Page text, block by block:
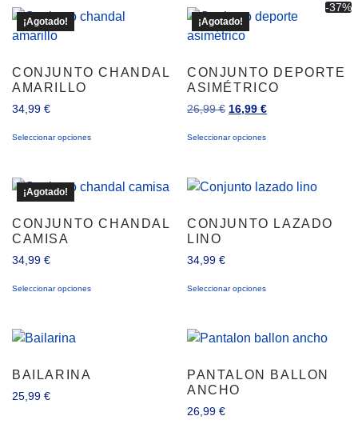
¡Agotado!
CONJUNTO CHANDAL
AMARILLO
34,99 €
Seleccionar opciones
¡Agotado!
-37%
CONJUNTO DEPORTE
ASIMÉTRICO
26,99€ 16,99 €
Seleccionar opciones
¡Agotado!
CONJUNTO CHANDAL
CAMISA
34,99 €
Seleccionar opciones
CONJUNTO LAZADO
LINO
34,99 €
Seleccionar opciones
BAILARINA
25,99 €
PANTALON BALLON
ANCHO
26,99 €